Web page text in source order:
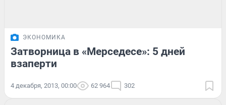
ЭКОНОМИКА
Затворница в «Мерседесе»: 5 дней
взаперти
4 декабря, 2013, 00:00 62 964 302